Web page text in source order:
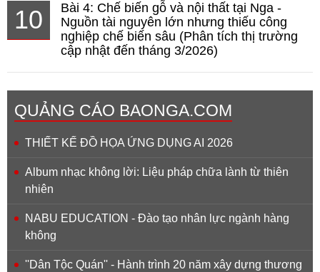
10
Bài 4: Chế biến gỗ và nội thất tại Nga -
Nguồn tài nguyên lớn nhưng thiếu công
nghiệp chế biến sâu (Phân tích thị trường
cập nhật đến tháng 3/2026)
QUẢNG CÁO BAONGA.COM
THIẾT KẾ ĐỒ HỌA ỨNG DỤNG AI 2026
Album nhạc không lời: Liệu pháp chữa lành từ thiên
nhiên
NABU EDUCATION - Đào tạo nhân lực ngành hàng
không
''Dân Tộc Quán'' - Hành trình 20 năm xây dựng thương